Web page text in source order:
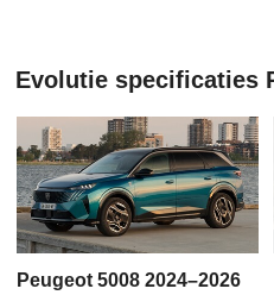
Evolutie specificaties
Peugeot 5008 2024–2026